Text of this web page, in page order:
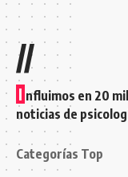
//
I nfluimos en 20
noticias de
Categorías Top